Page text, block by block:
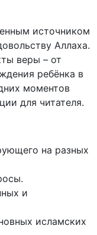
источником
Аллаха.
веры – от
ребёнка в
моментов
для читателя.
на разных
и
исламских